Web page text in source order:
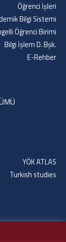
Öğrenci İşleri
Bilgi Sistemi
Öğrenci Birimi
Bilgi İşlem D. Bşk.
E-Rehber
YÖK ATLAS
Turkish studies